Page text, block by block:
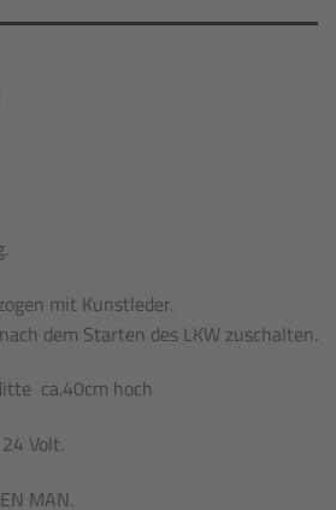
mit Kunstleder.
dem Starten des LKW zuschalten.
ca.40cm hoch
Volt.
MAN.